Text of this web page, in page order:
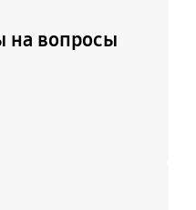
на вопросы